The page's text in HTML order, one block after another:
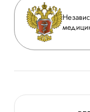
Инвесторам
Журнал «Мать и
Вакансии
Медицинский
Вопрос-ответ
Приложение
Статьи